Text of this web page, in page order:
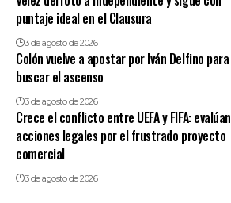
puntaje ideal en el Clausura
3 de agosto de 2026
Colón vuelve a apostar por Iván Delfino para
buscar el ascenso
3 de agosto de 2026
Crece el conflicto entre UEFA y FIFA: evalúan
acciones legales por el frustrado proyecto
comercial
3 de agosto de 2026